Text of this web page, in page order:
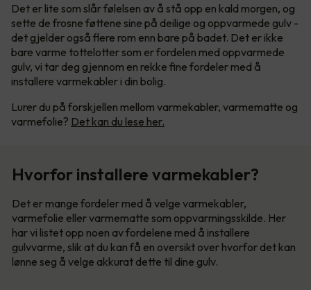
Det er lite som slår følelsen av å stå opp en kald morgen, og
sette de frosne føttene sine på deilige og oppvarmede gulv -
det gjelder også flere rom enn bare på badet. Det er ikke
bare varme tottelotter som er fordelen med oppvarmede
gulv, vi tar deg gjennom en rekke fine fordeler med å
installere varmekabler i din bolig.
Lurer du på forskjellen mellom varmekabler, varmematte og
varmefolie? Det kan du lese her.
Hvorfor installere varmekabler?
Det er mange fordeler med å velge varmekabler,
varmefolie eller varmematte som oppvarmingsskilde. Her
har vi listet opp noen av fordelene med å installere
gulvvarme, slik at du kan få en oversikt over hvorfor det kan
lønne seg å velge akkurat dette til dine gulv.